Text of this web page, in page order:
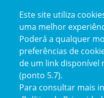
Este site utiliza
uma melhor
Poderá a qualquer
preferências de
de um link disponível
(ponto 5.7).
Para consultar mais